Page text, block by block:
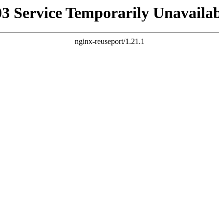
Service Temporarily
nginx-reuseport/1.21.1